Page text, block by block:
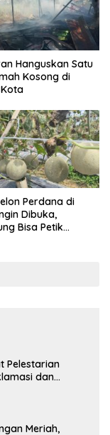
Hanguskan Satu
Kosong di
Perdana di
Dibuka,
Bisa Petik
Pelestarian
dan
Meriah,